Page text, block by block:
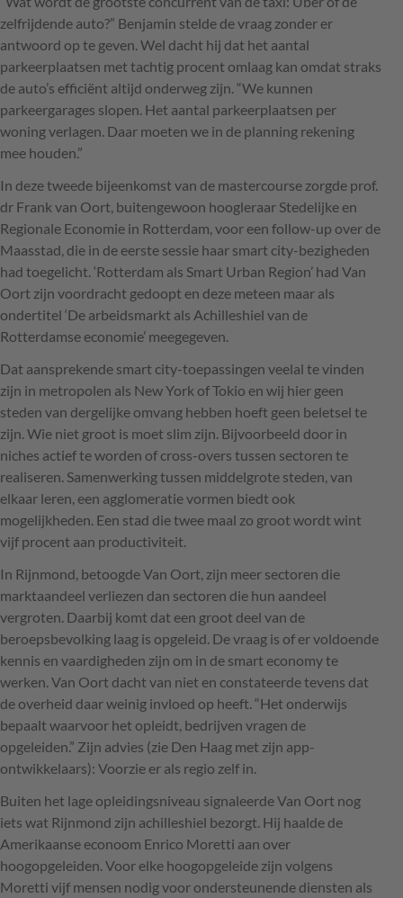
zelfrijdende auto?” Benjamin stelde de vraag zonder er
antwoord op te geven. Wel dacht hij dat het aantal
parkeerplaatsen met tachtig procent omlaag kan omdat straks
de auto’s efficiënt altijd onderweg zijn. “We kunnen
parkeergarages slopen. Het aantal parkeerplaatsen per
woning verlagen. Daar moeten we in de planning rekening
mee houden.”
In deze tweede bijeenkomst van de mastercourse zorgde prof.
dr Frank van Oort, buitengewoon hoogleraar Stedelijke en
Regionale Economie in Rotterdam, voor een follow-up over de
Maasstad, die in de eerste sessie haar smart city-bezigheden
had toegelicht. ‘Rotterdam als Smart Urban Region’ had Van
Oort zijn voordracht gedoopt en deze meteen maar als
ondertitel ‘De arbeidsmarkt als Achilleshiel van de
Rotterdamse economie’ meegegeven.
Dat aansprekende smart city-toepassingen veelal te vinden
zijn in metropolen als New York of Tokio en wij hier geen
steden van dergelijke omvang hebben hoeft geen beletsel te
zijn. Wie niet groot is moet slim zijn. Bijvoorbeeld door in
niches actief te worden of cross-overs tussen sectoren te
realiseren. Samenwerking tussen middelgrote steden, van
elkaar leren, een agglomeratie vormen biedt ook
mogelijkheden. Een stad die twee maal zo groot wordt wint
vijf procent aan productiviteit.
In Rijnmond, betoogde Van Oort, zijn meer sectoren die
marktaandeel verliezen dan sectoren die hun aandeel
vergroten. Daarbij komt dat een groot deel van de
beroepsbevolking laag is opgeleid. De vraag is of er voldoende
kennis en vaardigheden zijn om in de smart economy te
werken. Van Oort dacht van niet en constateerde tevens dat
de overheid daar weinig invloed op heeft. “Het onderwijs
bepaalt waarvoor het opleidt, bedrijven vragen de
opgeleiden.” Zijn advies (zie Den Haag met zijn app-
ontwikkelaars): Voorzie er als regio zelf in.
Buiten het lage opleidingsniveau signaleerde Van Oort nog
iets wat Rijnmond zijn achilleshiel bezorgt. Hij haalde de
Amerikaanse econoom Enrico Moretti aan over
hoogopgeleiden. Voor elke hoogopgeleide zijn volgens
Moretti vijf mensen nodig voor ondersteunende diensten als